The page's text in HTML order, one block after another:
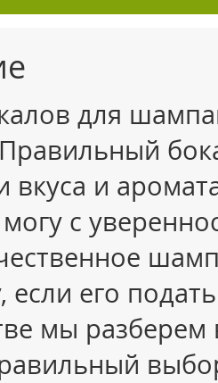
для
Правильный
вкуса и
с
если его
мы